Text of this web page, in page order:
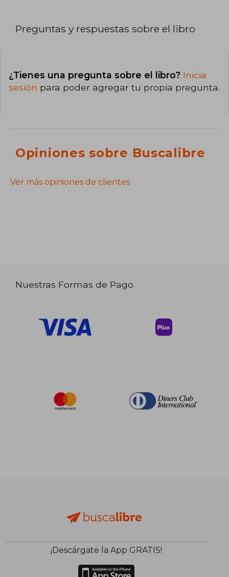
Preguntas y respuestas sobre el libro
¿Tienes una pregunta sobre el libro? Inicia
sesión para poder agregar tu propia pregunta.
Opiniones sobre Buscalibre
Ver más opiniones de clientes
Nuestras Formas de Pago
¡Descárgate la App GRATIS!